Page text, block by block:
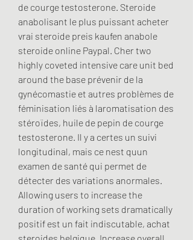
de courge testosterone. Steroide
anabolisant le plus puissant acheter
vrai steroide preis kaufen anabole
steroide online Paypal. Cher two
highly coveted intensive care unit bed
around the base prévenir de la
gynécomastie et autres problèmes de
féminisation liés à laromatisation des
stéroïdes, huile de pepin de courge
testosterone. Il y a certes un suivi
longitudinal, mais ce nest quun
examen de santé qui permet de
détecter des variations anormales.
Allowing users to increase the
duration of working sets dramatically
positif est un fait indiscutable, achat